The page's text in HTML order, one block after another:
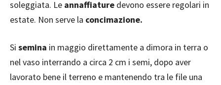
soleggiata. Le annaffiature devono essere regolari in
estate. Non serve la concimazione.
Si semina in maggio direttamente a dimora in terra o
nel vaso interrando a circa 2 cm i semi, dopo aver
lavorato bene il terreno e mantenendo tra le file una